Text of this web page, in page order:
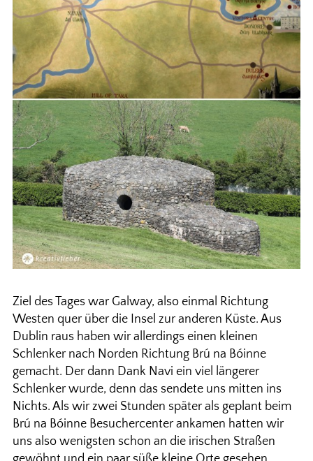
Ziel des Tages war Galway, also einmal Richtung
Westen quer über die Insel zur anderen Küste. Aus
Dublin raus haben wir allerdings einen kleinen
Schlenker nach Norden Richtung Brú na Bóinne
gemacht. Der dann Dank Navi ein viel längerer
Schlenker wurde, denn das sendete uns mitten ins
Nichts. Als wir zwei Stunden später als geplant beim
Brú na Bóinne Besuchercenter ankamen hatten wir
uns also wenigsten schon an die irischen Straßen